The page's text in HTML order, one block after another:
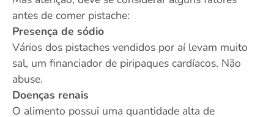
antes de comer pistache:
Presença de sódio
Vários dos pistaches vendidos por aí levam muito
sal, um financiador de piripaques cardíacos. Não
abuse.
Doenças renais
O alimento possui uma quantidade alta de